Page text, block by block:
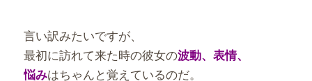
言い訳みたいですが、
最初に訪れて来た時の彼女の波動、表情、
悩みはちゃんと覚えているのだ。